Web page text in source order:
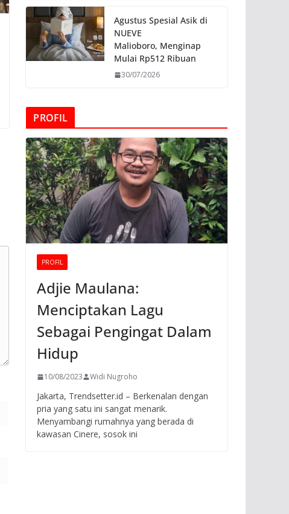
Agustus Spesial Asik di
NUEVE
Malioboro, Menginap
Mulai Rp512 Ribuan
30/07/2026
PROFIL
PROFIL
Adjie Maulana:
Menciptakan Lagu
Sebagai Pengingat Dalam
Hidup
10/08/2023 Widi Nugroho
Jakarta, Trendsetter.id – Berkenalan dengan
pria yang satu ini sangat menarik.
Menyambangi rumahnya yang berada di
kawasan Cinere, sosok ini